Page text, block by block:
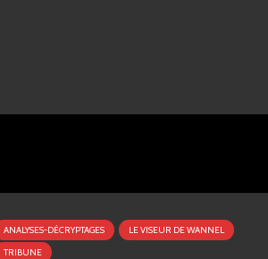
ANALYSES-DÉCRYPTAGES
LE VISEUR DE WANNEL
TRIBUNE